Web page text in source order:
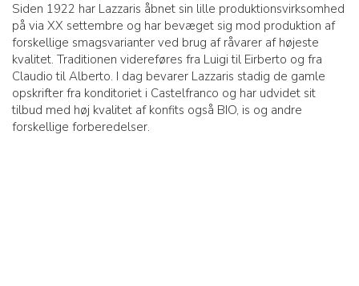
Siden 1922 har Lazzaris åbnet sin lille produktionsvirksomhed
på via XX settembre og har bevæget sig mod produktion af
forskellige smagsvarianter ved brug af råvarer af højeste
kvalitet. Traditionen videreføres fra Luigi til Eirberto og fra
Claudio til Alberto. I dag bevarer Lazzaris stadig de gamle
opskrifter fra konditoriet i Castelfranco og har udvidet sit
tilbud med høj kvalitet af konfits også BIO, is og andre
forskellige forberedelser.